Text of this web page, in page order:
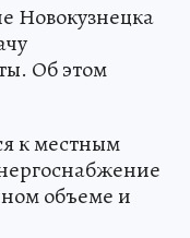
Новокузнецка
Об этом
к местным
объеме и